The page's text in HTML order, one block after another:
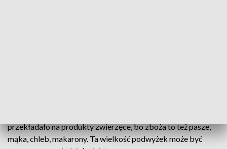
przekładało na produkty zwierzęce, bo zboża to też pasze,
mąka, chleb, makarony. Ta wielkość podwyżek może być